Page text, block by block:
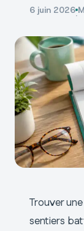
6 juin 2026·
Trouver
sentiers